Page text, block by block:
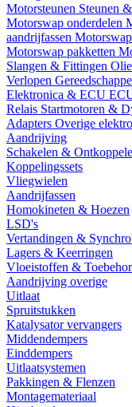
Motorsteunen Steunen
Motorswap onderdelen
aandrijfassen
Motorswap pakketten
Slangen & Fittingen
Verlopen
Elektronica & ECU
Relais Startmotoren &
Adapters Overige
Aandrijving
Schakelen &
Koppelingssets
Vliegwielen
Aandrijfassen
Homokineten & Hoezen
LSD's
Vertandingen &
Lagers & Keerringen
Vloeistoffen &
Aandrijving overige
Uitlaat
Spruitstukken
Katalysator vervangers
Middendempers
Einddempers
Uitlaatsystemen
Pakkingen & Flenzen
Montagemateriaal